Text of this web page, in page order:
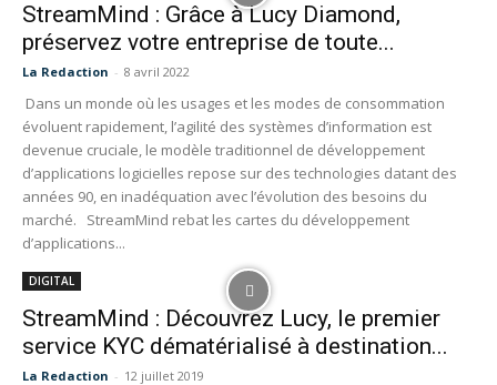
StreamMind : Grâce à Lucy Diamond,
préservez votre entreprise de toute...
La Redaction - 8 avril 2022
Dans un monde où les usages et les modes de consommation
évoluent rapidement, l’agilité des systèmes d’information est
devenue cruciale, le modèle traditionnel de développement
d’applications logicielles repose sur des technologies datant des
années 90, en inadéquation avec l’évolution des besoins du
marché. StreamMind rebat les cartes du développement
d’applications...
DIGITAL
StreamMind : Découvrez Lucy, le premier
service KYC dématérialisé à destination...
La Redaction - 12 juillet 2019